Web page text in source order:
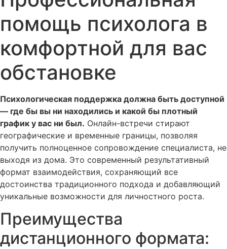
помощь психолога в
комфортной для вас
обстановке
Психологическая поддержка должна быть доступной
— где бы вы ни находились и какой бы плотный
график у вас ни был. Онлайн-встречи стирают
географические и временные границы, позволяя
получить полноценное сопровождение специалиста, не
выходя из дома. Это современный результативный
формат взаимодействия, сохраняющий все
достоинства традиционного подхода и добавляющий
уникальные возможности для личностного роста.
Преимущества
дистанционного формата: